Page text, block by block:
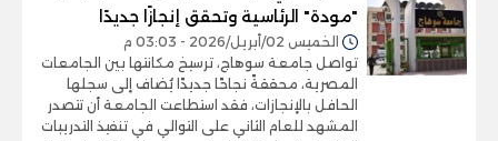
"مودة" الرئاسية وتحقق إنجازًا جديدًا
الخميس 02/أبريل/2026 - 03:03 م
تواصل جامعة سوهاج، ترسيخ مكانتها بين الجامعات
المصرية، محققةً نجاحًا جديدًا يُضاف إلى سجلها
الحافل بالإنجازات، فقد استطاعت الجامعة أن تتصدر
المشهد للعام الثاني على التوالي في تنفيذ التدريبات